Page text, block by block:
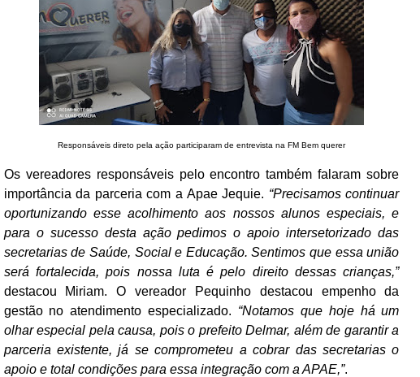
Responsáveis direto pela ação participaram de entrevista na FM Bem querer
Os vereadores responsáveis pelo encontro também falaram sobre
importância da parceria com a Apae Jequie. “Precisamos continuar
oportunizando esse acolhimento aos nossos alunos especiais, e
para o sucesso desta ação pedimos o apoio intersetorizado das
secretarias de Saúde, Social e Educação. Sentimos que essa união
será fortalecida, pois nossa luta é pelo direito dessas crianças,”
destacou Miriam. O vereador Pequinho destacou empenho da
gestão no atendimento especializado. “Notamos que hoje há um
olhar especial pela causa, pois o prefeito Delmar, além de garantir a
parceria existente, já se comprometeu a cobrar das secretarias o
apoio e total condições para essa integração com a APAE,”.